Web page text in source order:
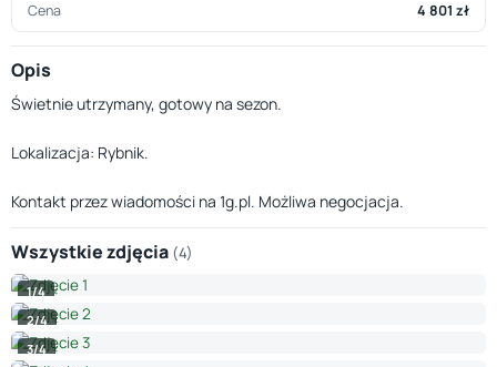
Cena 4 801 zł
Opis
Świetnie utrzymany, gotowy na sezon.
Lokalizacja: Rybnik.
Kontakt przez wiadomości na 1g.pl. Możliwa negocjacja.
Wszystkie zdjęcia (4)
1/4
2/4
3/4